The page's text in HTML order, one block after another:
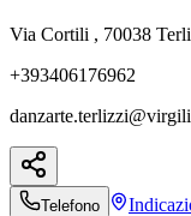
Via Cortili , 70038
+393406176962
Telefono